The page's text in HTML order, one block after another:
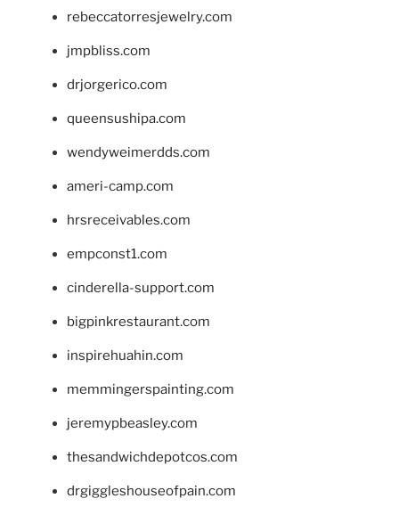
rebeccatorresjewelry.com
jmpbliss.com
drjorgerico.com
queensushipa.com
wendyweimerdds.com
ameri-camp.com
hrsreceivables.com
empconst1.com
cinderella-support.com
bigpinkrestaurant.com
inspirehuahin.com
memmingerspainting.com
jeremypbeasley.com
thesandwichdepotcos.com
drgiggleshouseofpain.com